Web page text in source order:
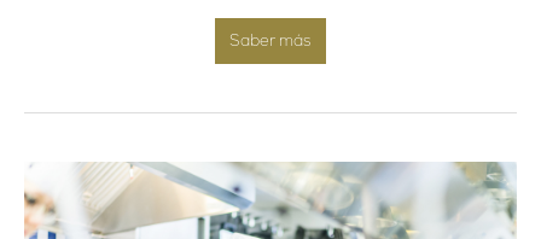
Saber más